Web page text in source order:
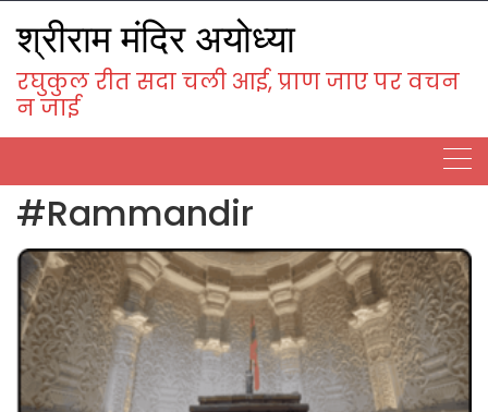
to
content
श्रीराम मंदिर अयोध्या
रघुकुल रीत सदा चली आई, प्राण जाए पर वचन
न जाई
#Rammandir